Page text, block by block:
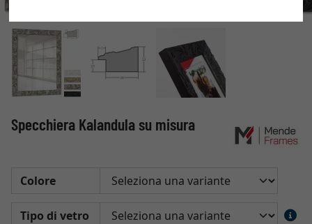
Specchiera Kalandula su misura
Colore
Tipo di vetro